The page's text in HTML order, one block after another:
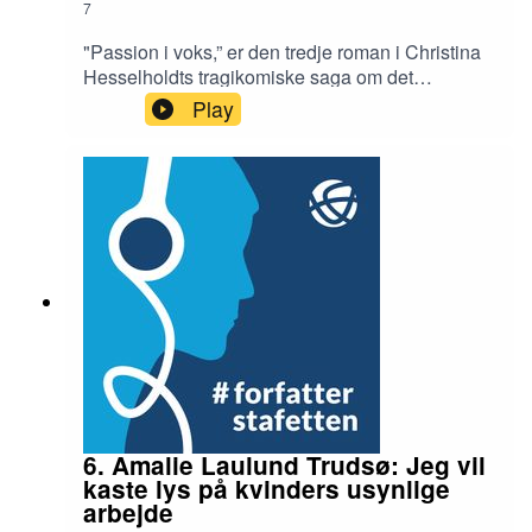
7
"Passion i voks,” er den tredje roman i Christina
Hesselholdts tragikomiske saga om det
midaldrende søskendepar Mikael og Gustava og
deres livskriser, bliver af anmelderne beskrevet
som et højdepunkt i hendes
forfatterskab. Aktiehandleren Mikael længes væk
fra sin ensomhed og tager job som graver på en
kirkegård for at møde andre mennesker.
Spørgsmålet er, om missionen lykkes?
Interviewer: Birgitte BartholdyRedaktør: Ib Helles
Olesem
Play
6. Amalie Laulund Trudsø: Jeg vil
kaste lys på kvinders usynlige
arbejde